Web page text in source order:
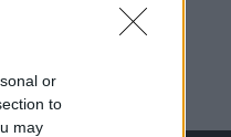
or
to
may